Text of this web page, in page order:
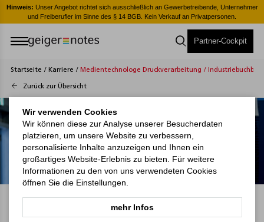
Hinweis: Unser Angebot richtet sich ausschließlich an Gewerbetreibende, Unternehmer
und Freiberufler im Sinne des § 14 BGB. Kein Verkauf an Privatpersonen.
Partner-Cockpit
Startseite / Karriere / Medientechnologe Druckverarbeitung /
Zurück zur Übersicht
Wir verwenden Cookies
Wir können diese zur Analyse unserer Besucherdaten
platzieren, um unsere Website zu verbessern,
personalisierte Inhalte anzuzeigen und Ihnen ein
großartiges Website-Erlebnis zu bieten. Für weitere
Informationen zu den von uns verwendeten Cookies
öffnen Sie die Einstellungen.
mehr Infos